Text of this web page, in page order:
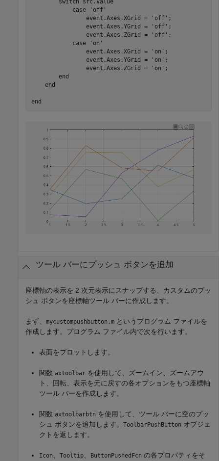
case
'off'
                event.Axes.XGrid =
'off' ;
                event.Axes.YGrid =
'off' ;
                event.Axes.ZGrid =
'off' ;
case
'on'
                event.Axes.XGrid =
'on' ;
                event.Axes.YGrid =
'on' ;
                event.Axes.ZGrid =
'on' ;
end
end
end
ツール バーにプッシュ ボタンを追加
座標軸の表示を 2 次元表示にスナップする、カスタムのプッ
シュ ボタンを座標軸ツール バーに作成します。
まず、 mycustompushbutton.m というプログラム ファイルを
作成します。プログラム ファイル内で次を行います。
表面をプロットします。
関数 axtoolbar を使用して、ズームイン、ズームアウ
ト、回転、表示を元に戻すの各オプションをもつ座標軸
ツール バーを作成します。
関数 axtoolbarbtn を使用して、ツール バーに空のプッ
シュ ボタンを追加します。 ToolbarPushButton オブジェ
クトを返します。
Icon 、 Tooltip、 ButtonPushedFcn の各プロパティをそ